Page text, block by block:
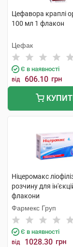
Цефавора краплі
100 мл 1 флакон
Цефак
Є в наявності
від 606.10 грн
Ніцеромакс
розчину для
флакони
Фармекс Груп
Є в наявності
від 1028.30 грн